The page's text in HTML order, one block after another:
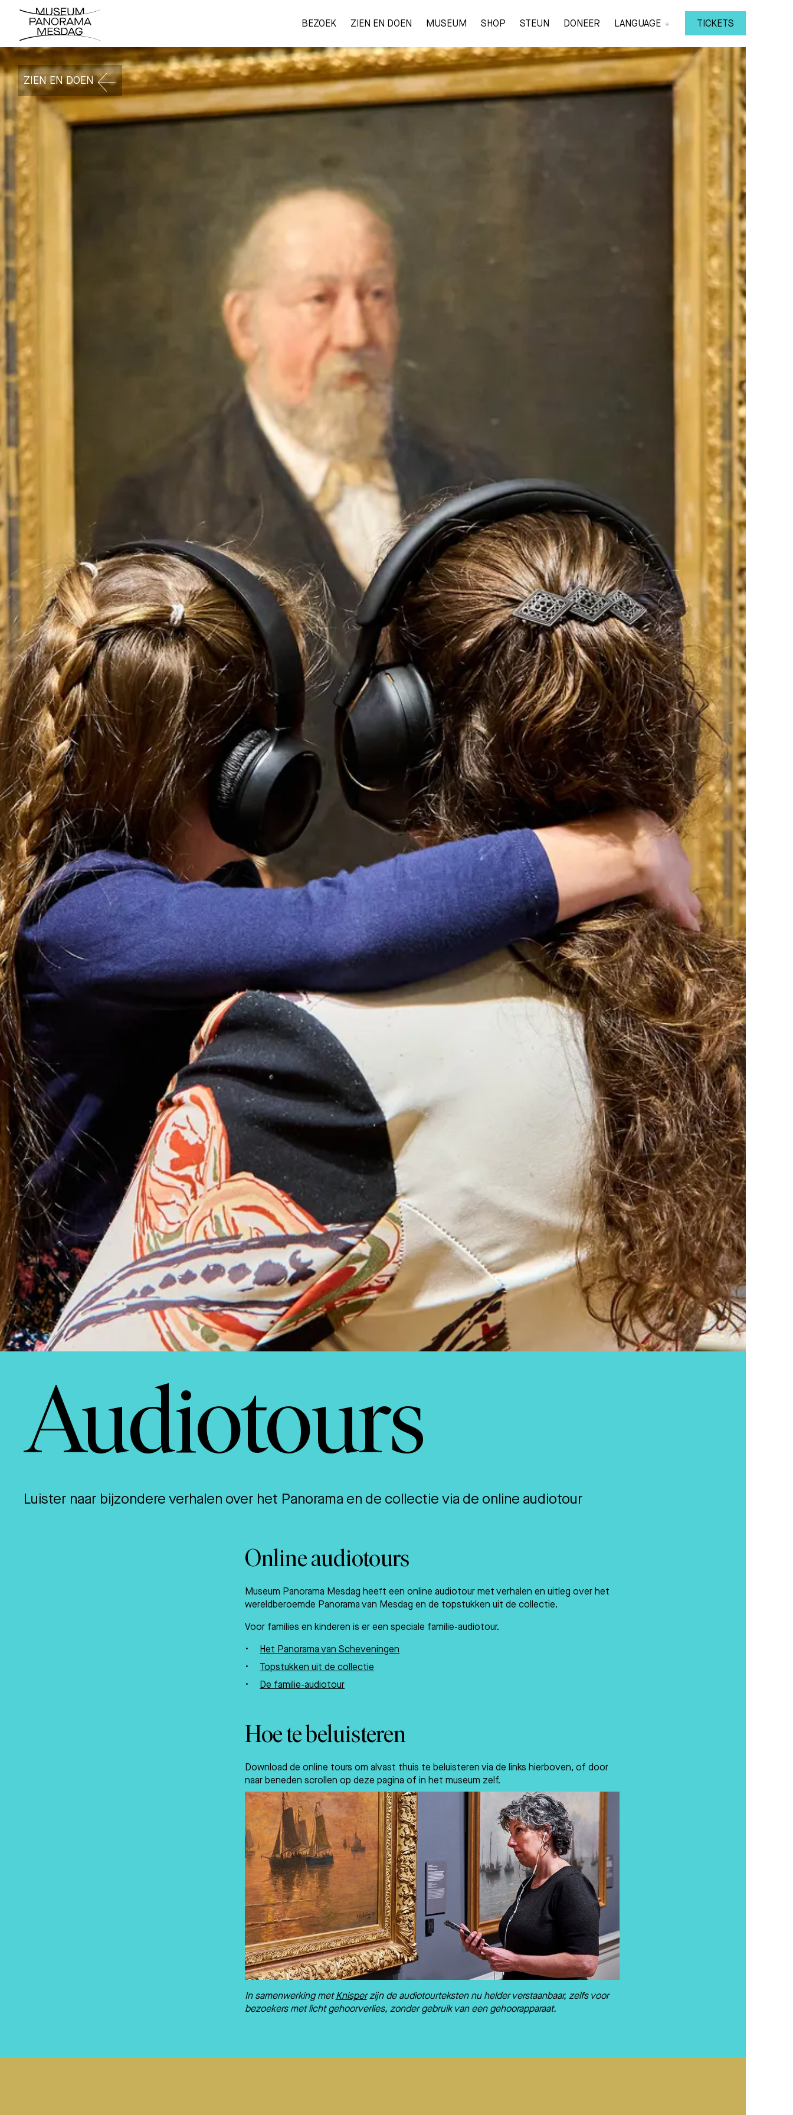
BEZOEK ZIEN EN DOEN MUSEUM SHOP STEUN DONEER LANGUAGE TICKETS
ZIEN EN DOEN
Audiotours
Luister naar bijzondere verhalen over het Panorama en de collectie via de online audiotour
Online audiotours
Museum Panorama Mesdag heeft een online audiotour met verhalen en uitleg over het
wereldberoemde Panorama van Mesdag en de topstukken uit de collectie.
Voor families en kinderen is er een speciale familie-audiotour.
Het Panorama van Scheveningen
Topstukken uit de collectie
De familie-audiotour
Hoe te beluisteren
Download de online tours om alvast thuis te beluisteren via de links hierboven, of door
naar beneden scrollen op deze pagina of in het museum zelf.
In samenwerking met Knisperzijn de audiotourteksten nu helder verstaanbaar, zelfs voor
bezoekers met licht gehoorverlies, zonder gebruik van een gehoorapparaat.
TICKETS
MUSEUM
DONEER